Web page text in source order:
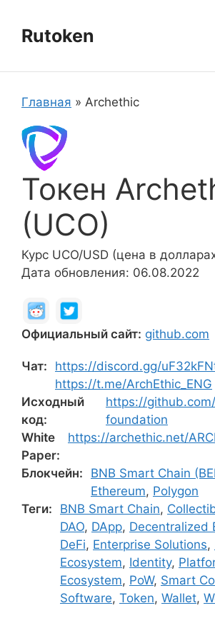
содержимому
Rutoken
Главная » Archethic
Токен
(UCO)
Курс UCO/USD (цена в
Дата обновления: 06.08.2022
Официальный сайт: github.com
Чат: https://discord.gg/
https://t.me/ArchEthic_ENG
Исходный
код:
https://
foundation
White
Paper:
https://archethic.net/
Блокчейн: BNB Smart Chain
Ethereum, Polygon
Теги:
BNB Smart Chain,
DAO, DApp, Decentralized
DeFi, Enterprise Solutions,
Ecosystem, Identity,
Ecosystem, PoW, Smart
Software, Token, Wallet,